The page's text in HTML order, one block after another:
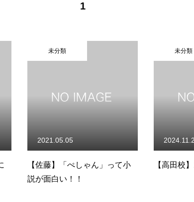
1
未分類
【佐藤】「ぺしゃん」って小
説が面白い！！
2021.05.05
未分類
【高田校